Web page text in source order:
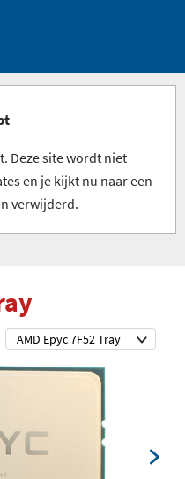
Deze site wordt niet
en je kijkt nu naar een
verwijderd.